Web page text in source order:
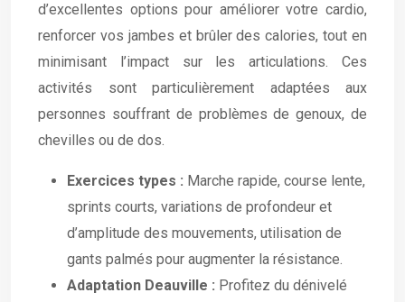
d’excellentes options pour améliorer votre cardio,
renforcer vos jambes et brûler des calories, tout en
minimisant l’impact sur les articulations. Ces
activités sont particulièrement adaptées aux
personnes souffrant de problèmes de genoux, de
chevilles ou de dos.
Exercices types : Marche rapide, course lente,
sprints courts, variations de profondeur et
d’amplitude des mouvements, utilisation de
gants palmés pour augmenter la résistance.
Adaptation Deauville : Profitez du dénivelé